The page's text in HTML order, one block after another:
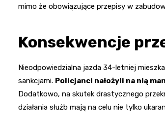
mimo że obowiązujące przepisy w
Konsekwencje
Nieodpowiedzialna jazda 34-letniej
sankcjami. Policjanci nałożyli na nią
Dodatkowo, na skutek drastycznego
działania służb mają na celu nie tylko